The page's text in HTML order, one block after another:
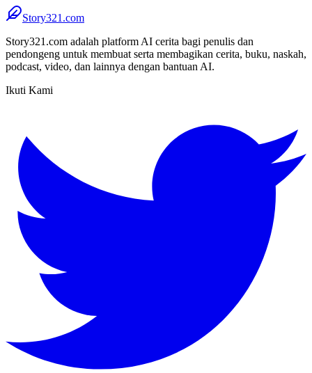
Story321.com
Story321.com adalah platform AI cerita bagi penulis dan
pendongeng untuk membuat serta membagikan cerita, buku, naskah,
podcast, video, dan lainnya dengan bantuan AI.
Ikuti Kami